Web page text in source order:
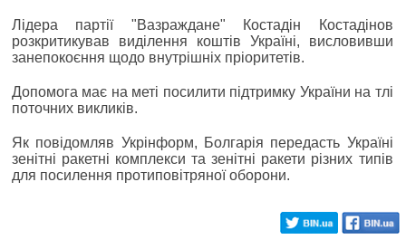
Лідера партії "Вазраждане" Костадін Костадінов
розкритикував виділення коштів Україні, висловивши
занепокоєння щодо внутрішніх пріоритетів.
Допомога має на меті посилити підтримку України на тлі
поточних викликів.
Як повідомляв Укрінформ, Болгарія передасть Україні
зенітні ракетні комплекси та зенітні ракети різних типів
для посилення протиповітряної оборони.